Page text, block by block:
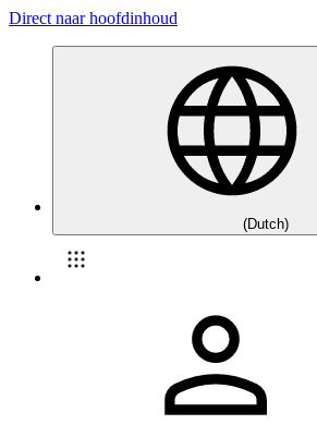
Direct naar hoofdinhoud
(Dutch)